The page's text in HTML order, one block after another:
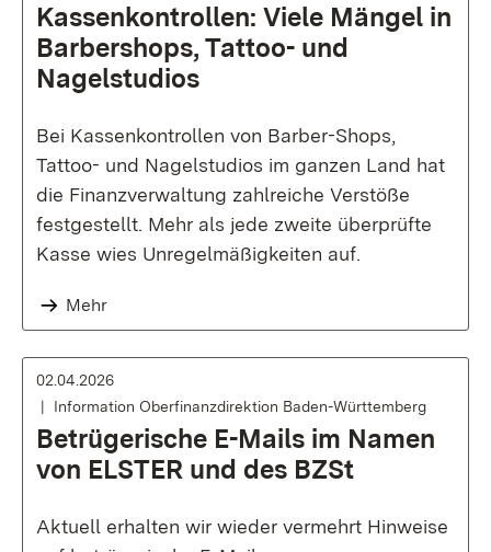
Kassenkontrollen: Viele Mängel in
Barbershops, Tattoo- und
Nagelstudios
Bei Kassenkontrollen von Barber-Shops,
Tattoo- und Nagelstudios im ganzen Land hat
die Finanzverwaltung zahlreiche Verstöße
festgestellt. Mehr als jede zweite überprüfte
Kasse wies Unregelmäßigkeiten auf.
Mehr
02.04.2026
Information Oberfinanzdirektion Baden-Württemberg
Betrügerische E-Mails im Namen
von ELSTER und des BZSt
Aktuell erhalten wir wieder vermehrt Hinweise